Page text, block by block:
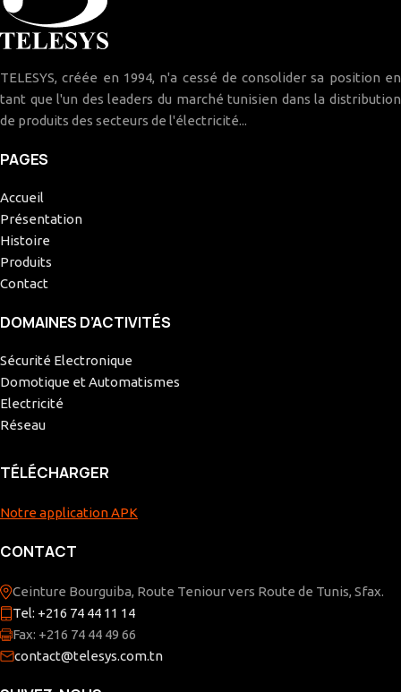
TELESYS, créée en 1994, n'a cessé de consolider sa position en
tant que l'un des leaders du marché tunisien dans la distribution
de produits des secteurs de l'électricité...
PAGES
Accueil
Présentation
Histoire
Produits
Contact
DOMAINES D’ACTIVITÉS
Sécurité Electronique
Domotique et Automatismes
Electricité
Réseau
TÉLÉCHARGER
Notre application APK
CONTACT
Ceinture Bourguiba, Route Teniour vers Route de Tunis, Sfax.
Tel: +216 74 44 11 14
Fax: +216 74 44 49 66
contact@telesys.com.tn